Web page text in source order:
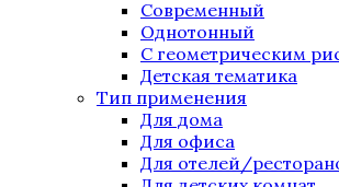
Современный
Однотонный
С геометрическим
Детская тематика
Тип применения
Для дома
Для офиса
Для отелей/